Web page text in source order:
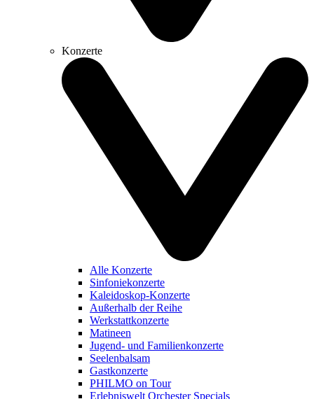
Konzerte
Alle Konzerte
Sinfoniekonzerte
Kaleidoskop-Konzerte
Außerhalb der Reihe
Werkstattkonzerte
Matineen
Jugend- und Familienkonzerte
Seelenbalsam
Gastkonzerte
PHILMO on Tour
Erlebniswelt Orchester Specials